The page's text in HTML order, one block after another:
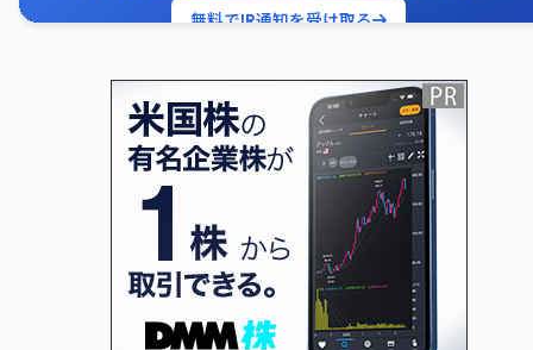
無料でIR通知を受け取る